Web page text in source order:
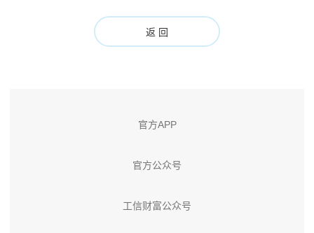
返 回
官方APP
官方公众号
工信财富公众号